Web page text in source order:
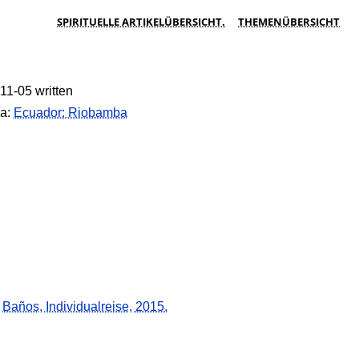
SPIRITUELLE ARTIKELÜBERSICHT. THEMENÜBERSICHT
05 written
Ecuador: Riobamba
Baños, Individualreise, 2015.